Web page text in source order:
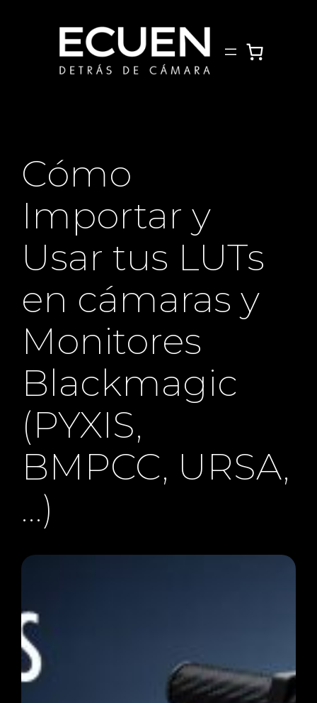
contenido
Cómo
Importar y
Usar tus LUTs
en cámaras y
Monitores
Blackmagic
(PYXIS,
BMPCC, URSA,
…)